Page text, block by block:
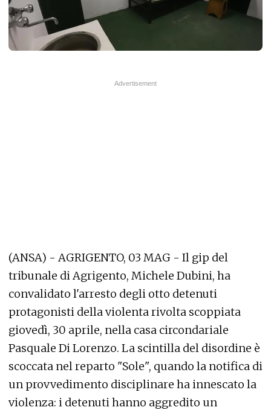
(ANSA) - AGRIGENTO, 03 MAG - Il gip del
tribunale di Agrigento, Michele Dubini, ha
convalidato l'arresto degli otto detenuti
protagonisti della violenta rivolta scoppiata
giovedì, 30 aprile, nella casa circondariale
Pasquale Di Lorenzo. La scintilla del disordine è
scoccata nel reparto "Sole", quando la notifica di
un provvedimento disciplinare ha innescato la
violenza: i detenuti hanno aggredito un